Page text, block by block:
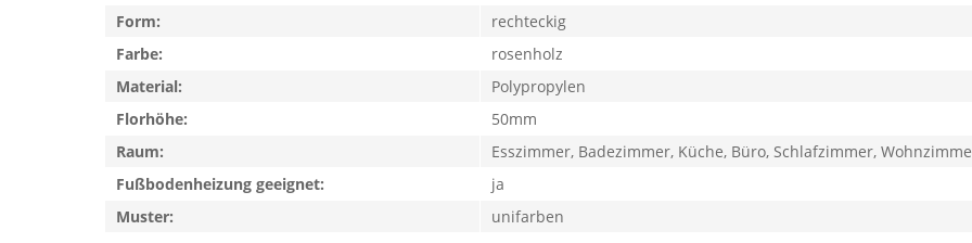
Form:
rechteckig
Farbe:
rosenholz
Material:
Polypropylen
Florhöhe:
50mm
Raum:
Esszimmer, Badezimmer, Küche, Büro, Schlafzimmer,
Fußbodenheizung geeignet:
ja
Muster:
unifarben